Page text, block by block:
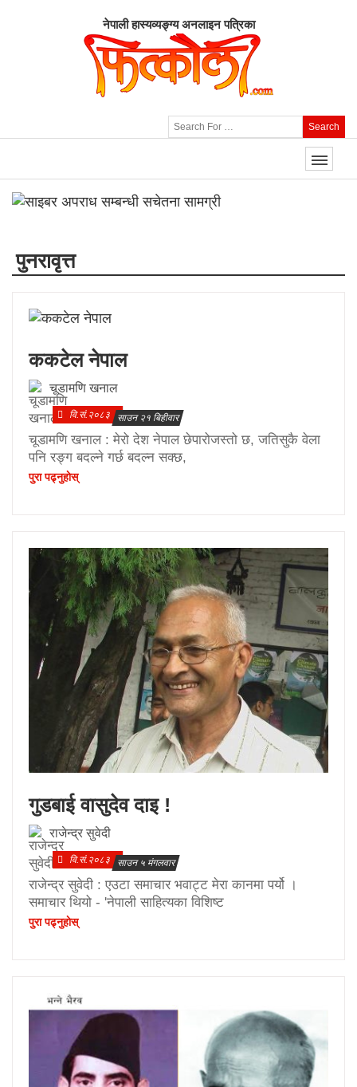
नेपाली हास्यव्यङ्ग्य अनलाइन पत्रिका
Search
पुनरावृत्त
ककटेल नेपाल
चूडामणि खनाल
वि.सं.२०८३ साउन २१ बिहीवार
चूडामणि खनाल : मेरो देश नेपाल छेपारोजस्तो छ, जतिसुकै वेला
पनि रङ्ग बदल्ने गर्छ बदल्न सक्छ,
पुरा पढ्नुहाेस्
गुडबाई वासुदेव दाइ !
राजेन्द्र सुवेदी
वि.सं.२०८३ साउन ५ मंगलवार
राजेन्द्र सुवेदी : एउटा समाचार भवाट्ट मेरा कानमा पर्यो ।
समाचार थियो - 'नेपाली साहित्यका विशिष्ट
पुरा पढ्नुहाेस्